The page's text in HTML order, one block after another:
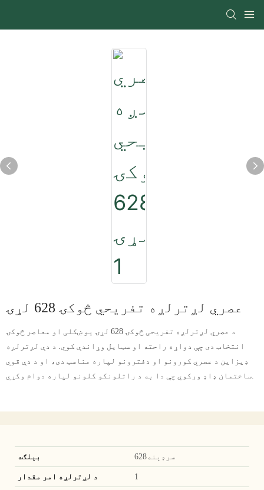
عصري لږترلږه تفریحي څوکۍ 628 لړۍ
د عصري لږترلږه تفریحی څوکۍ 628 لړۍ یو ښکلی او معاصر څوکۍ
انتخاب دی چې دواړه راحته او سټایل وړاندې کوي. د دې لږترلږه
ډیزاین د عصري کورونو او دفترونو لپاره مناسب دی، او د دې قوي
ساختمان ډاډ ورکوي چې دا به د راتلونکو کلونو لپاره دوام وکړي.
سرډېنه628
1